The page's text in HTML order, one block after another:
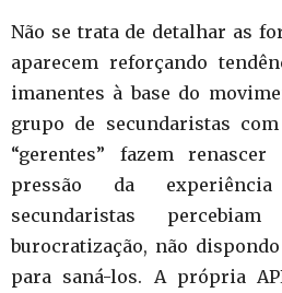
Não se trata de detalhar as
aparecem reforçando
imanentes à base do
grupo de secundaristas
“gerentes” fazem
pressão da
secundaristas
burocratização, não
para saná-los. A própria